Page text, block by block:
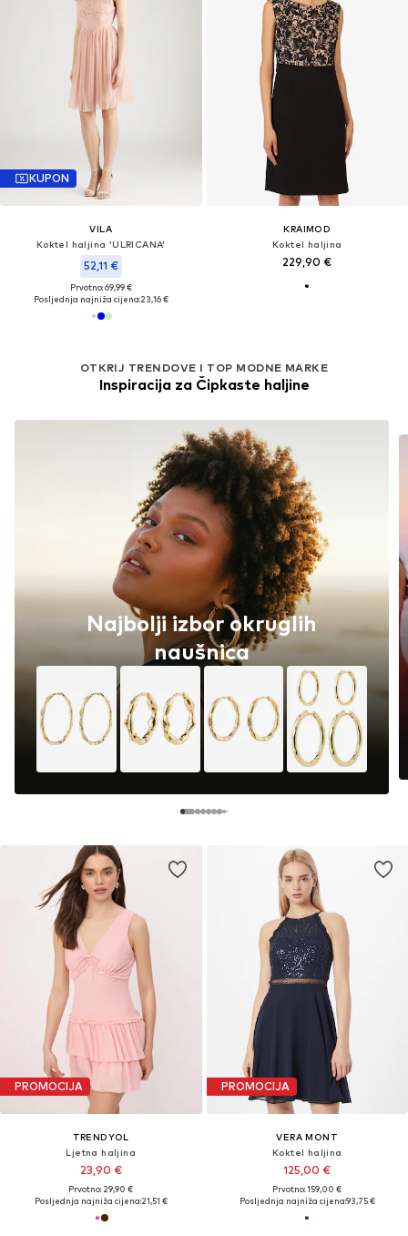
KUPON
VILA
Koktel haljina 'ULRICANA'
52,11 €
Prvotno: 69,99 €
Posljednja najniža cijena:23,16 €
KRAIMOD
Koktel haljina
229,90 €
OTKRIJ TRENDOVE I TOP MODNE MARKE
Inspiracija za Čipkaste haljine
Najbolji izbor okruglih
naušnica
PROMOCIJA
TRENDYOL
Ljetna haljina
23,90 €
Prvotno: 29,90 €
Posljednja najniža cijena:21,51 €
PROMOCIJA
VERA MONT
Koktel haljina
125,00 €
Prvotno: 159,00 €
Posljednja najniža cijena:93,75 €